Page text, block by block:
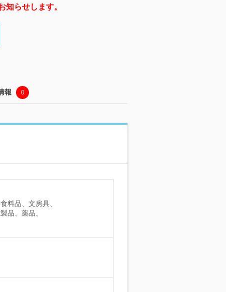
知らせします。
報 0
料品、文房具、
品、薬品、